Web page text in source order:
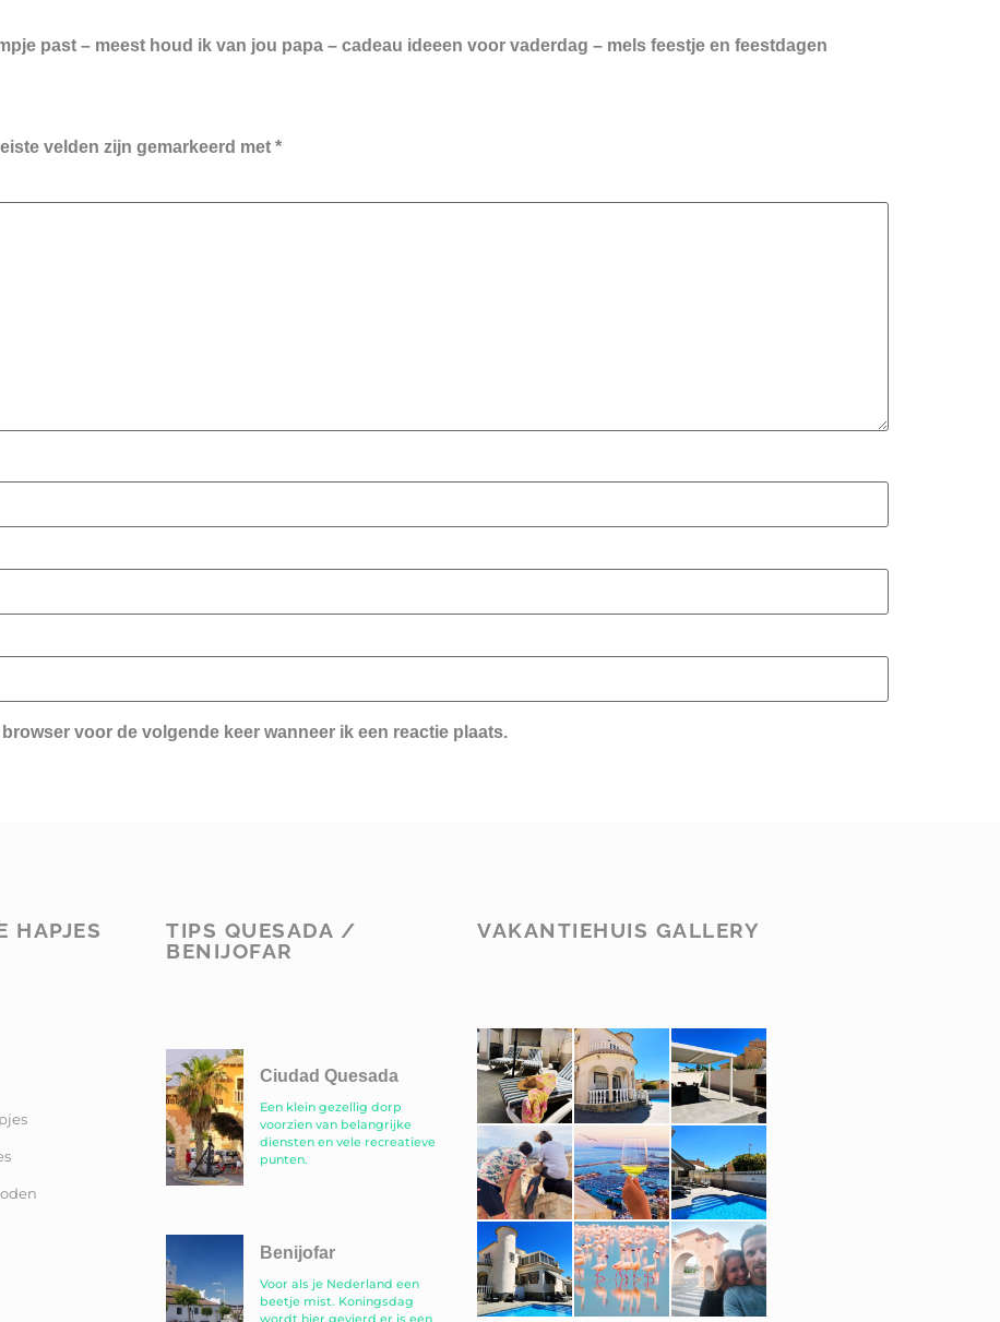
past – meest houd ik van jou papa – cadeau ideeen voor vaderdag – mels feestje en feestdagen
velden zijn gemarkeerd met *
voor de volgende keer wanneer ik een reactie plaats.
HAPJES
TIPS QUESADA /
BENIJOFAR
Ciudad Quesada
Een klein gezellig dorp
voorzien van belangrijke
diensten en vele recreatieve
punten.
Benijofar
Voor als je Nederland een
beetje mist. Koningsdag
wordt hier gevierd er is een
VAKANTIEHUIS GALLERY